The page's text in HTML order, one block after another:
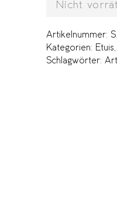
Nicht
Artikelnummer:
Kategorien: Etuis,
Schlagwörter: